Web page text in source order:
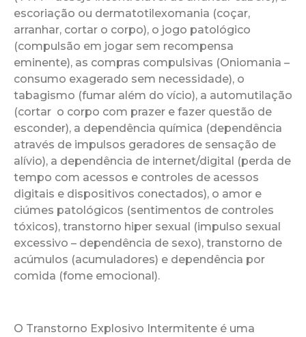
escoriação ou dermatotilexomania (coçar,
arranhar, cortar o corpo), o jogo patológico
(compulsão em jogar sem recompensa
eminente), as compras compulsivas (Oniomania –
consumo exagerado sem necessidade), o
tabagismo (fumar além do vício), a automutilação
(cortar o corpo com prazer e fazer questão de
esconder), a dependência química (dependência
através de impulsos geradores de sensação de
alívio), a dependência de internet/digital (perda de
tempo com acessos e controles de acessos
digitais e dispositivos conectados), o amor e
ciúmes patológicos (sentimentos de controles
tóxicos), transtorno hiper sexual (impulso sexual
excessivo – dependência de sexo), transtorno de
acúmulos (acumuladores) e dependência por
comida (fome emocional).
O Transtorno Explosivo Intermitente é uma